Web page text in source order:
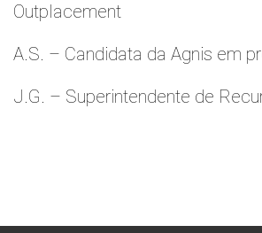
Outplacement
A.S. – Candidata da Agnis em
J.G. – Superintendente de